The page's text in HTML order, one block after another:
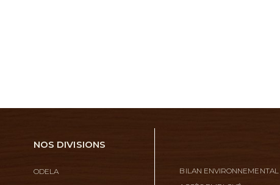
NOS DIVISIONS
ODELA
BILAN ENVIRONNEMENTAL